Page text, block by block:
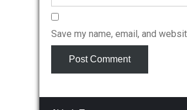
Save my name, email, and